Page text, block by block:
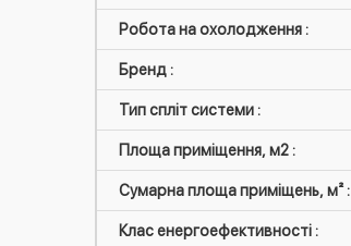
Робота на охолодження :
Бренд :
Тип спліт системи :
Площа приміщення, м2 :
Сумарна площа приміщень, м² :
Клас енергоефективності :